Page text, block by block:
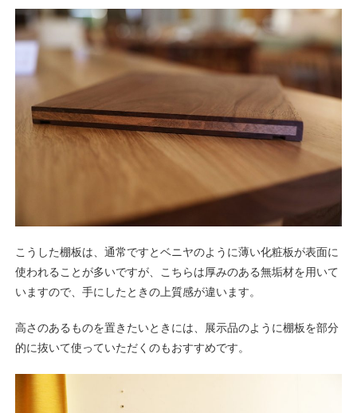
こうした棚板は、通常ですとベニヤのように薄い化粧板が表面に
使われることが多いですが、こちらは厚みのある無垢材を用いて
いますので、手にしたときの上質感が違います。
高さのあるものを置きたいときには、展示品のように棚板を部分
的に抜いて使っていただくのもおすすめです。